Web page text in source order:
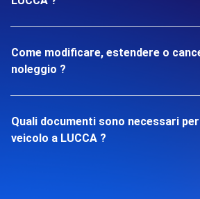
Come modificare, estendere o
noleggio ?
Quali documenti sono necessari
veicolo a LUCCA ?